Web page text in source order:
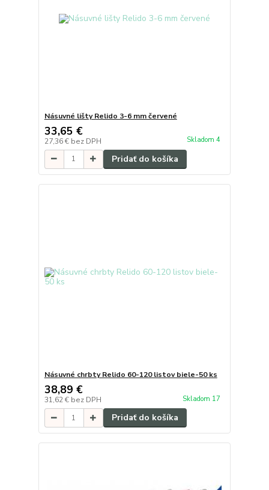
Násuvné lišty Relido 3-6 mm červené
33,65 €
27,36 € bez DPH Skladom 4
Pridať do košíka
Násuvné chrbty Relido 60-120 listov biele-50 ks
38,89 €
31,62 € bez DPH Skladom 17
Pridať do košíka